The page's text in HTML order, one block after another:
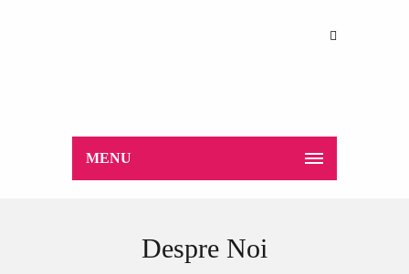
MENU
Despre Noi